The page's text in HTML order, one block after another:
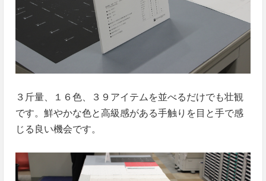
３斤量、１６色、３９アイテムを並べるだけでも壮観
です。鮮やかな色と高級感がある手触りを目と手で感
じる良い機会です。